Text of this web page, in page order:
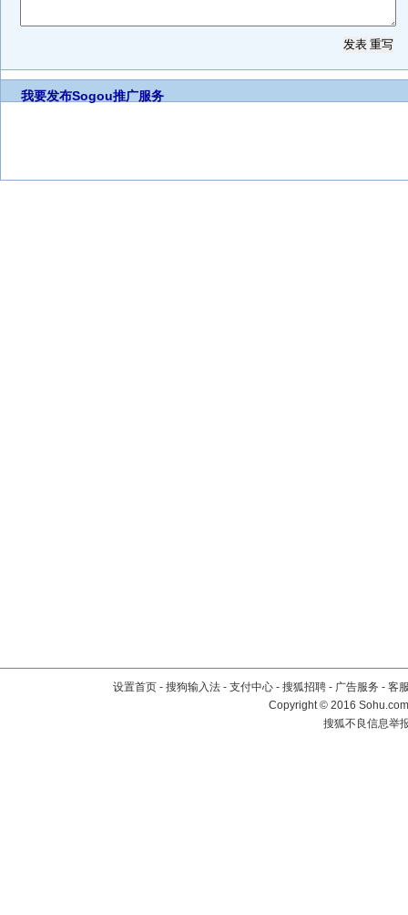
我要发布Sogou推广服务
设置首页 - 搜狗输入法 - 支付中心 - 搜狐招聘 - 广告服务 - 客
Copyright©2016
搜狐不良信息举